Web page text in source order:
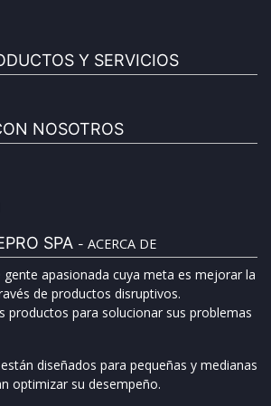
Y SERVICIOS
NOSOTROS
SPA - ACERCA DE
apasionada cuya meta es mejorar la
de productos disruptivos.
productos para solucionar sus problemas
diseñados para pequeñas y medianas
optimizar su desempeño.